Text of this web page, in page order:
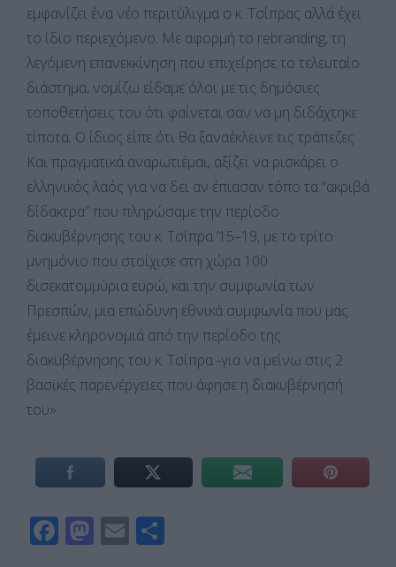
εμφανίζει ένα νέο περιτύλιγμα ο κ. Τσίπρας αλλά έχει
το ίδιο περιεχόμενο. Με αφορμή το rebranding, τη
λεγόμενη επανεκκίνηση που επιχείρησε το τελευταίο
διάστημα, νομίζω είδαμε όλοι με τις δημόσιες
τοποθετήσεις του ότι φαίνεται σαν να μη διδάχτηκε
τίποτα. Ο ίδιος είπε ότι θα ξαναέκλεινε τις τράπεζες.
Και πραγματικά αναρωτιέμαι, αξίζει να ρισκάρει ο
ελληνικός λαός για να δει αν έπιασαν τόπο τα “ακριβά
δίδακτρα” που πληρώσαμε την περίοδο
διακυβέρνησης του κ. Τσίπρα ‘15–19, με το τρίτο
μνημόνιο που στοίχισε στη χώρα 100
δισεκατομμύρια ευρώ, και την συμφωνία των
Πρεσπών, μια επώδυνη εθνικά συμφωνία που μας
έμεινε κληρονομιά από την περίοδο της
διακυβέρνησης του κ. Τσίπρα -για να μείνω στις 2
βασικές παρενέργειες που άφησε η διακυβέρνησή
του».
F M E